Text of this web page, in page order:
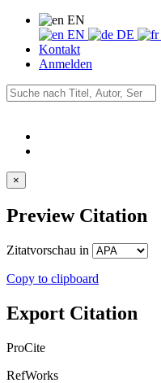
EN
EN
DE
Kontakt
Anmelden
×
Preview Citation
Zitatvorschau in
Copy to clipboard
Export Citation
ProCite
RefWorks